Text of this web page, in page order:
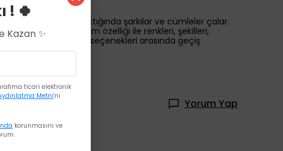
veya kalktığında şarkılar ve cümleler çalar.
Yaşa Göre Gelişim özelliği ile renkleri, şekilleri,
veya Yunanca dil seçenekleri arasında geçiş
Yorum Yap
! 🍀
Kazan ✨
ticari elektronik
Metni'ni
korunmasını ve